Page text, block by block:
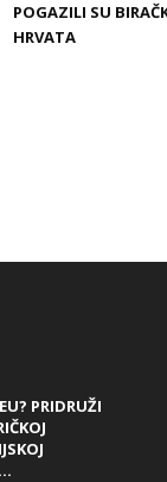
POGAZILI SU
HRVATA
PRIDRUŽI